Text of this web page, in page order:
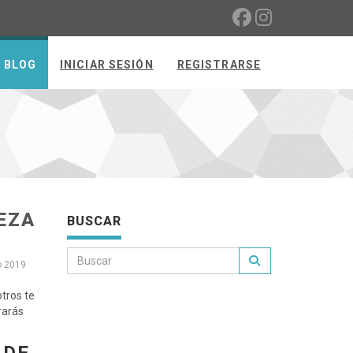
BLOG INICIAR SESIÓN REGISTRARSE
2019
te
BUSCAR